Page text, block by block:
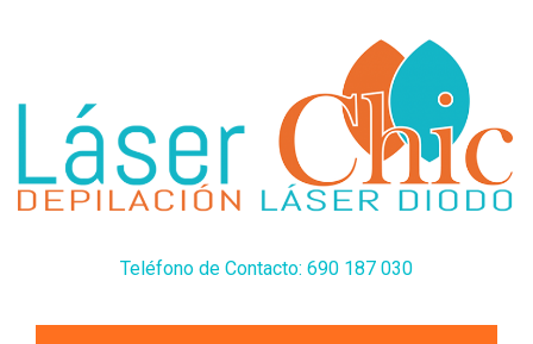
Teléfono de Contacto: 690 187 030